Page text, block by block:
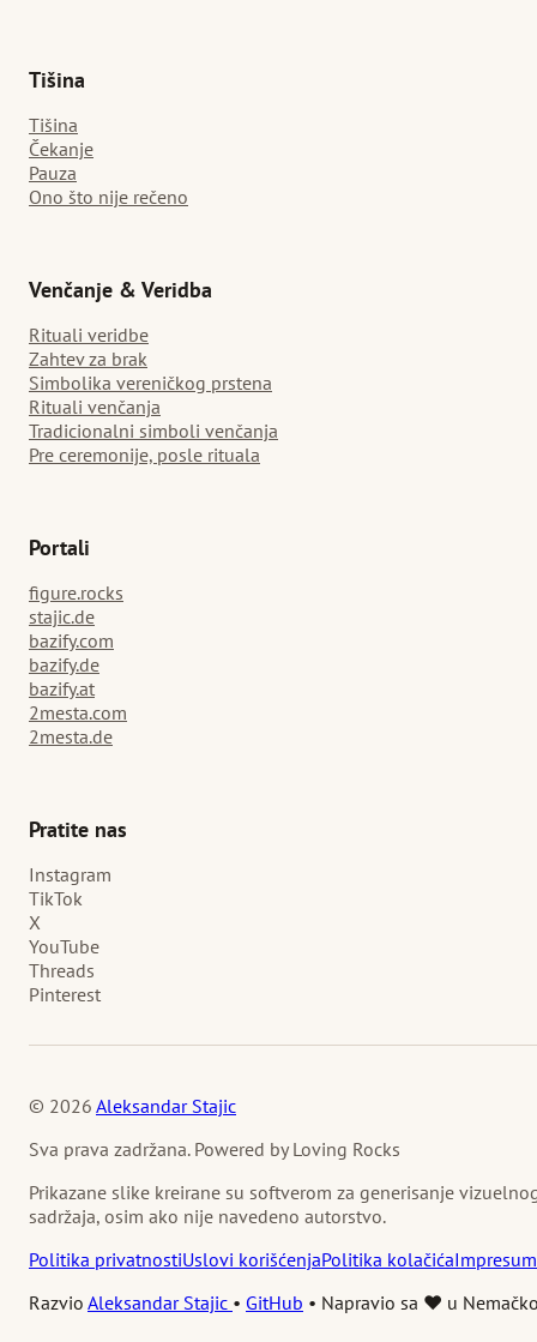
Tišina
Tišina
Čekanje
Pauza
Ono što nije rečeno
Venčanje & Veridba
Rituali veridbe
Zahtev za brak
Simbolika vereničkog prstena
Rituali venčanja
Tradicionalni simboli venčanja
Pre ceremonije, posle rituala
Portali
figure.rocks
stajic.de
bazify.com
bazify.de
bazify.at
2mesta.com
2mesta.de
Pratite nas
Instagram
TikTok
X
YouTube
Threads
Pinterest
© 2026 Aleksandar Stajic
Sva prava zadržana. Powered by Loving Rocks
Prikazane slike kreirane su softverom za generisanje
sadržaja, osim ako nije navedeno autorstvo.
Politika privatnostiUslovi korišćenjaPolitika kolačićaImpresum
Razvio Aleksandar Stajic • GitHub • Napravio sa ❤️ u